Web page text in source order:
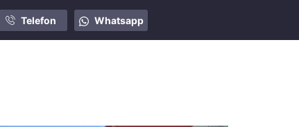
Telefon Whatsapp